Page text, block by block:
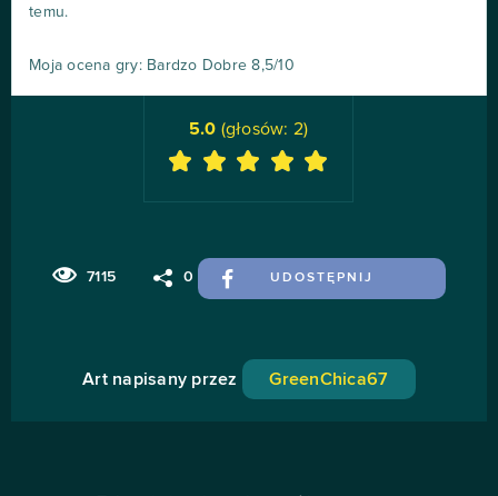
temu.
Moja ocena gry: Bardzo Dobre 8,5/10
7115 0 UDOSTĘPNIJ
5.0 (głosów: 2)
Art napisany przez GreenChica67